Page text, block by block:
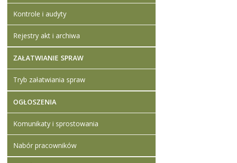
Kontrole i audyty
Rejestry akt i archiwa
ZAŁATWIANIE SPRAW
Tryb załatwiania spraw
OGŁOSZENIA
Komunikaty i sprostowania
Nabór pracowników